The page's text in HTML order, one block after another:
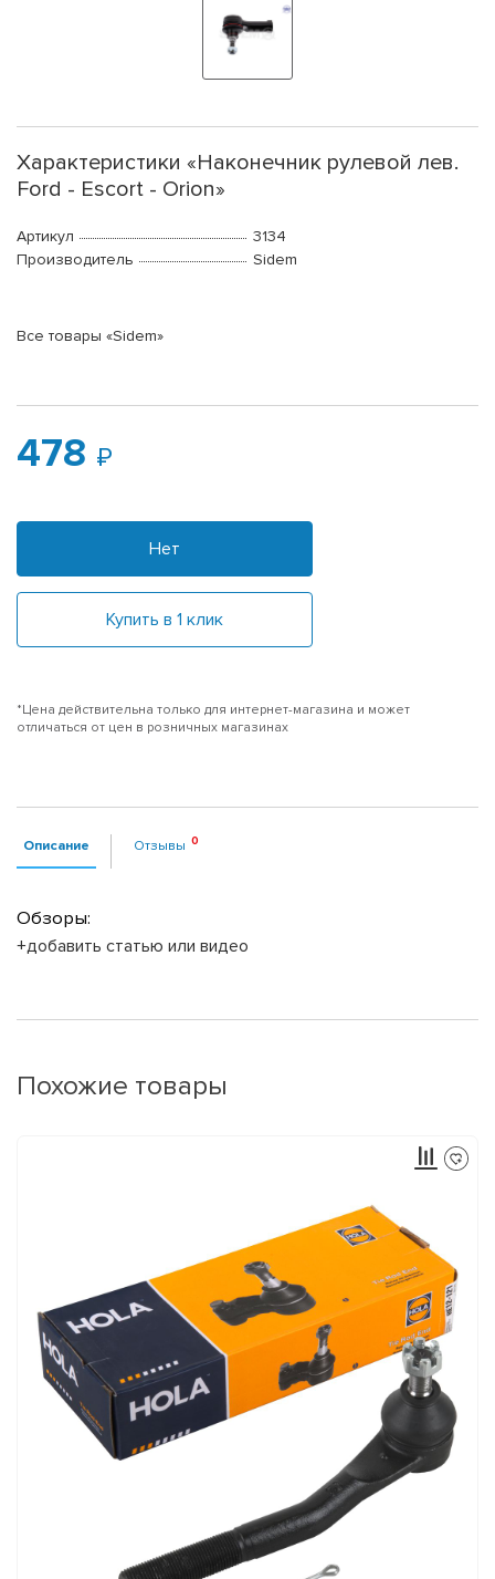
Характеристики «Наконечник рулевой лев.
Ford - Escort - Orion»
Артикул
3134
Производитель
Sidem
Все товары «Sidem»
478
Нет
Купить в 1 клик
*Цена действительна только для интернет-магазина и может
отличаться от цен в розничных магазинах
Описание Отзывы
Обзоры:
+добавить статью или видео
Похожие товары